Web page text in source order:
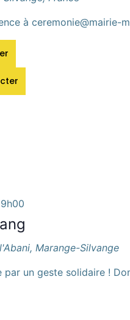
à ceremonie@mairie-
Marange-Silvange
par un geste solidaire !